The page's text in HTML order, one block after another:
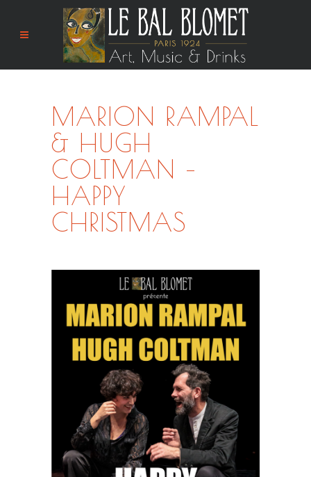
MARION RAMPAL
& HUGH
COLTMAN –
HAPPY
CHRISTMAS